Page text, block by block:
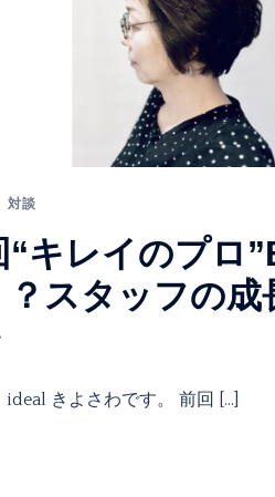
対談
“キレイのプロ
？スタッフの
ideal きよさわです。 前回 […]